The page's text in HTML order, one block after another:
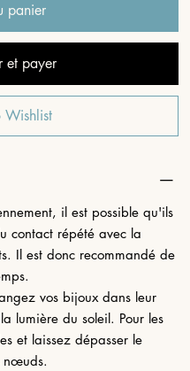
panier
et payer
il est possible qu'ils
contact répété avec la
Il est donc recommandé de
vos bijoux dans leur
lumière du soleil. Pour les
et laissez dépasser le
nœuds.